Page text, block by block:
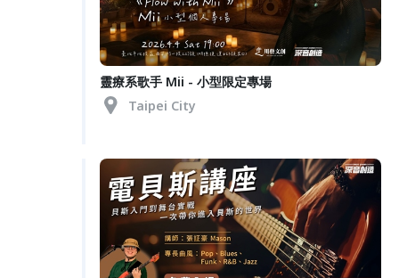
靈療系歌手 Mii - 小型限定專場
Taipei City